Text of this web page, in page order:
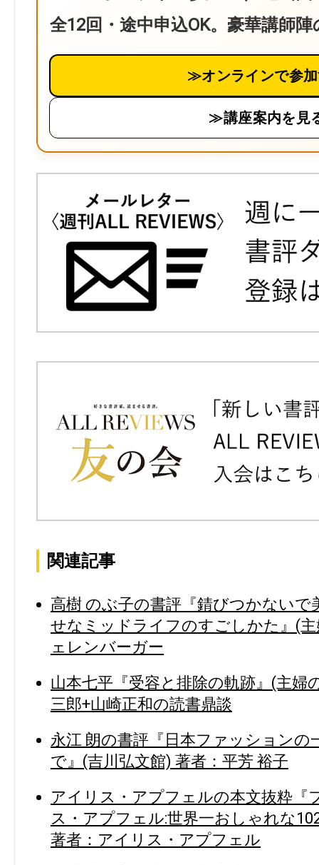
全12回・途中申込OK。豪華講師
≫オンラインで参
≫講座案内を見
関連記事
高樹 のぶ子の書評『錆びつかない
せなミッドライフのすごしかた』(
ェレンバーガー
山本七平『受容と排除の軌跡』(主婦
三郎+山崎正和の読書鼎談
永江 朗の書評『日本ファッションの
で』(吉川弘文館) 著者：平芳 裕子
アイリス・アプフェルの本文抜粋『
ス・アプフェル:世界一おしゃれな
著者：アイリス・アプフェル